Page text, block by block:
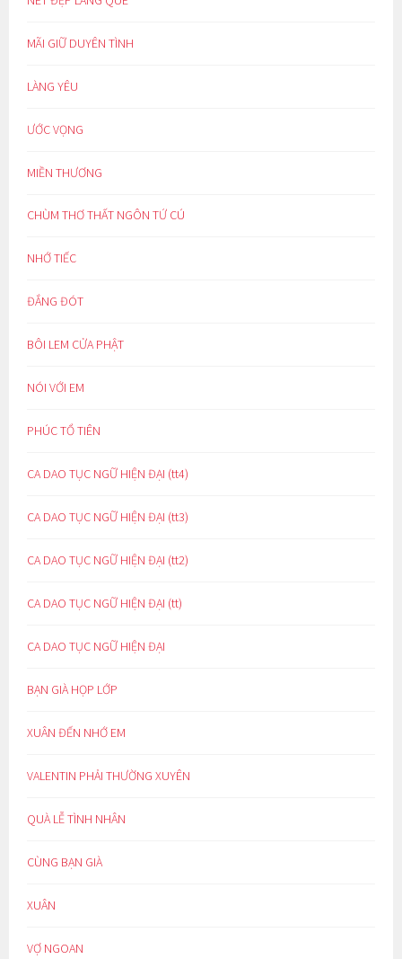
MÃI GIỮ DUYÊN TÌNH
LÀNG YÊU
ƯỚC VỌNG
MIỀN THƯƠNG
CHÙM THƠ THẤT NGÔN TỨ CÚ
NHỚ TIẾC
ĐẮNG ĐÓT
BÔI LEM CỬA PHẬT
NÓI VỚI EM
PHÚC TỔ TIÊN
CA DAO TỤC NGỮ HIỆN ĐẠI (tt4)
CA DAO TỤC NGỮ HIỆN ĐẠI (tt3)
CA DAO TỤC NGỮ HIỆN ĐẠI (tt2)
CA DAO TỤC NGỮ HIỆN ĐẠI (tt)
CA DAO TỤC NGỮ HIỆN ĐẠI
BẠN GIÀ HỌP LỚP
XUÂN ĐẾN NHỚ EM
VALENTIN PHẢI THƯỜNG XUYÊN
QUÀ LỄ TÌNH NHÂN
CÙNG BẠN GIÀ
XUÂN
VỢ NGOAN